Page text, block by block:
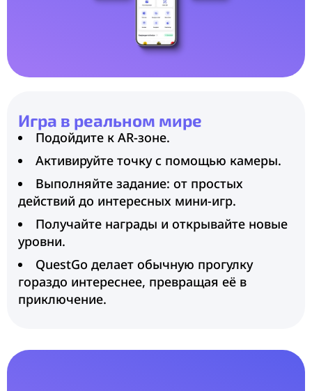
Игра в реальном мире
Подойдите к AR-зоне.
Активируйте точку с помощью камеры.
Выполняйте задание: от простых
действий до интересных мини-игр.
Получайте награды и открывайте новые
уровни.
QuestGo делает обычную прогулку
гораздо интереснее, превращая её в
приключение.